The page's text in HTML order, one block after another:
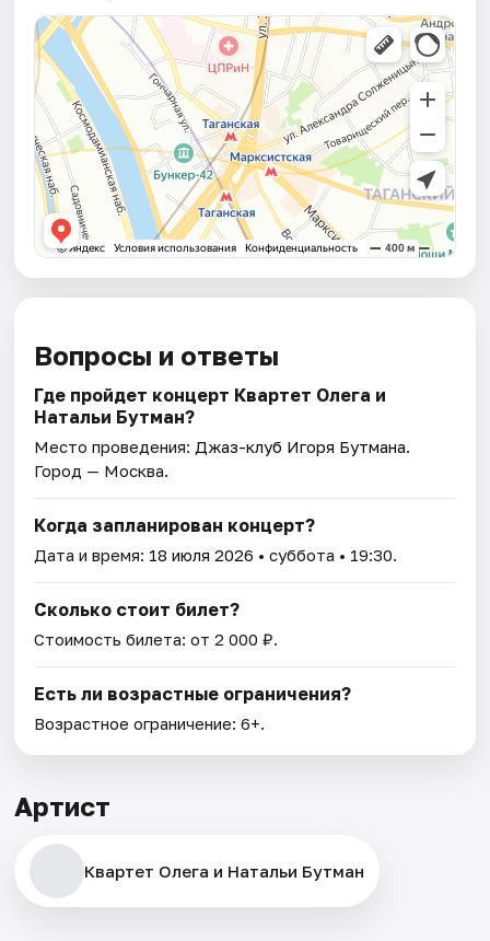
Вопросы и ответы
Где пройдет концерт Квартет Олега и
Натальи Бутман?
Место проведения: Джаз-клуб Игоря Бутмана.
Город — Москва.
Когда запланирован концерт?
Дата и время: 18 июля 2026 • суббота • 19:30.
Сколько стоит билет?
Стоимость билета: от 2 000 ₽.
Есть ли возрастные ограничения?
Возрастное ограничение: 6+.
Артист
Квартет Олега и Натальи Бутман